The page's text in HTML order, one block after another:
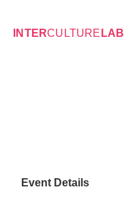
INTERCULTURE LAB
Event Details